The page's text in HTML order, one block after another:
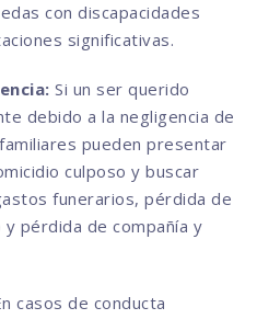
con discapacidades
significativas.
Si un ser querido
debido a la negligencia de
pueden presentar
culposo y buscar
funerarios, pérdida de
pérdida de compañía y
casos de conducta